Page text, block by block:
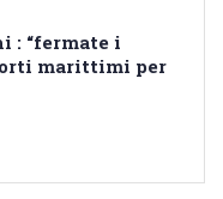
: “fermate i
marittimi per